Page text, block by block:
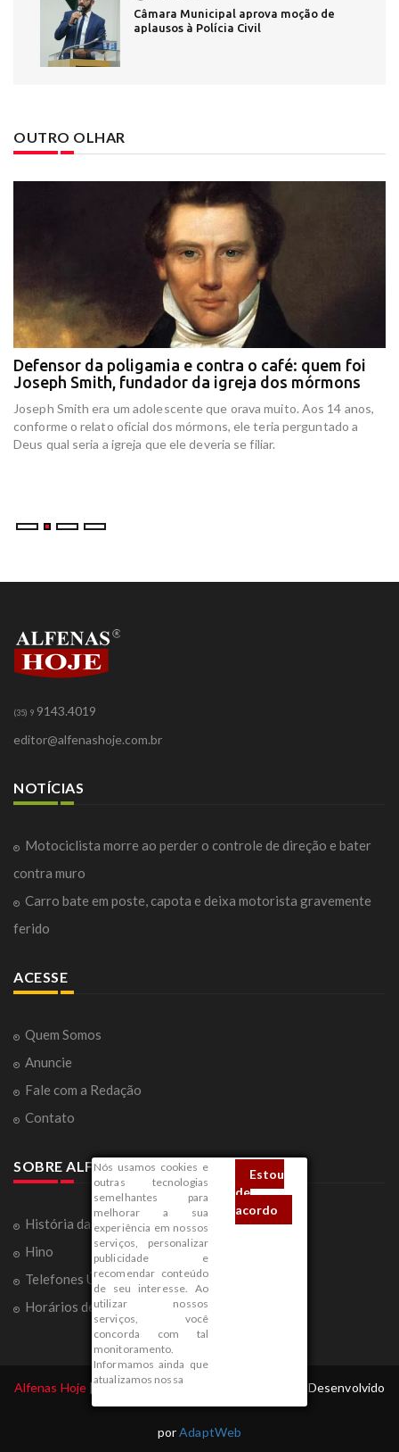
Câmara Municipal aprova moção de
aplausos à Polícia Civil
OUTRO OLHAR
Defensor da poligamia e contra o café: quem foi
Joseph Smith, fundador da igreja dos mórmons
Joseph Smith era um adolescente que orava muito. Aos 14 anos,
conforme o relato oficial dos mórmons, ele teria perguntado a
Deus qual seria a igreja que ele deveria se filiar.
Nós usamos cookies e
outras tecnologias
semelhantes para
melhorar a sua
experiência em nossos
serviços, personalizar
publicidade e
recomendar conteúdo
de seu interesse. Ao
utilizar nossos
serviços, você
concorda com tal
monitoramento.
Informamos ainda que
atualizamos nossa
Estou
de
acordo
(35) 9 9143.4019
editor@alfenashoje.com.br
NOTÍCIAS
Motociclista morre ao perder o controle de direção e bater
contra muro
Carro bate em poste, capota e deixa motorista gravemente
ferido
ACESSE
Quem Somos
Anuncie
Fale com a Redação
Contato
SOBRE ALFENAS
História da Cidade
Hino
Telefones Úteis
Horários de Ônibus
Alfenas Hoje | Todos os Direitos Reservados 2026 | Desenvolvido
porAdaptWeb